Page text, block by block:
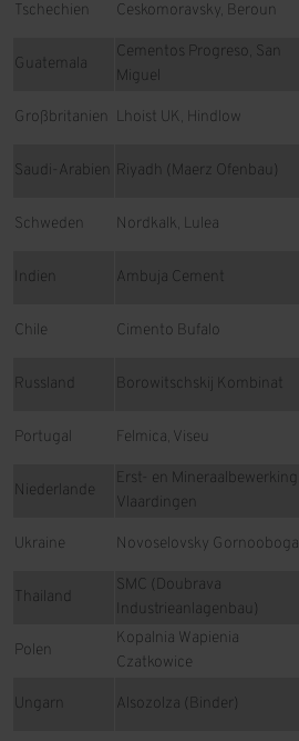
Tschechien Ceskomoravsky, Beroun
Guatemala
Cementos Progreso, San
Miguel
Großbritanien Lhoist UK, Hindlow
Saudi-Arabien Riyadh (Maerz Ofenbau)
Schweden Nordkalk, Lulea
Indien Ambuja Cement
Chile Cimento Bufalo
Russland Borowitschskij Kombinat
Portugal Felmica, Viseu
Niederlande
Erst- en Mineraalbewerking,
Vlaardingen
Ukraine Novoselovsky Gornooboga
Thailand
SMC (Doubrava
Industrieanlagenbau)
Polen
Kopalnia Wapienia
Czatkowice
Ungarn Alsozolza (Binder)